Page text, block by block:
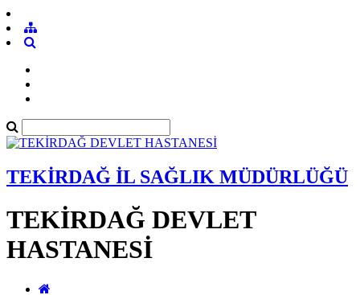
TEKİRDAĞ İL SAĞLIK MÜDÜRLÜĞÜ
TEKİRDAĞ DEVLET
HASTANESİ